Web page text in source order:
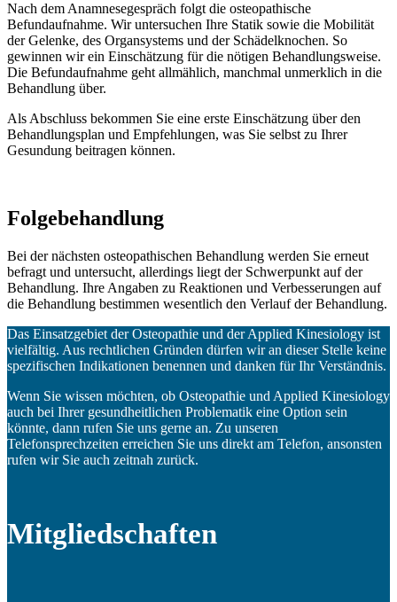
Nach dem Anamnesegespräch folgt die osteopathische
Befundaufnahme. Wir untersuchen Ihre Statik sowie die Mobilität
der Gelenke, des Organsystems und der Schädelknochen. So
gewinnen wir ein Einschätzung für die nötigen Behandlungsweise.
Die Befundaufnahme geht allmählich, manchmal unmerklich in die
Behandlung über.
Als Abschluss bekommen Sie eine erste Einschätzung über den
Behandlungsplan und Empfehlungen, was Sie selbst zu Ihrer
Gesundung beitragen können.
Folgebehandlung
Bei der nächsten osteopathischen Behandlung werden Sie erneut
befragt und untersucht, allerdings liegt der Schwerpunkt auf der
Behandlung. Ihre Angaben zu Reaktionen und Verbesserungen auf
die Behandlung bestimmen wesentlich den Verlauf der Behandlung.
Das Einsatzgebiet der Osteopathie und der Applied Kinesiology ist
vielfältig. Aus rechtlichen Gründen dürfen wir an dieser Stelle keine
spezifischen Indikationen benennen und danken für Ihr Verständnis.
Wenn Sie wissen möchten, ob Osteopathie und Applied Kinesiology
auch bei Ihrer gesundheitlichen Problematik eine Option sein
könnte, dann rufen Sie uns gerne an. Zu unseren
Telefonsprechzeiten erreichen Sie uns direkt am Telefon, ansonsten
rufen wir Sie auch zeitnah zurück.
Mitgliedschaften